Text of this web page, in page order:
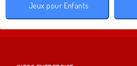
Jeux pour Enfants